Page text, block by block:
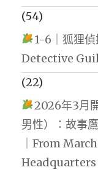
(54)
1-6｜狐狸
Detective
(22)
2026年3月
男性）：故事
｜From